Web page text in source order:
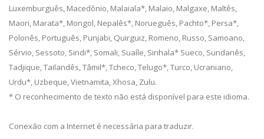
Luxemburguês, Macedônio, Malaiala*, Malaio, Malgaxe, Maltês,
Maori, Marata*, Mongol, Nepalês*, Norueguês, Pachto*, Persa*,
Polonês, Português, Punjabi, Quirguiz, Romeno, Russo, Samoano,
Sérvio, Sessoto, Sindi*, Somali, Suaíle, Sinhala* Sueco, Sundanês,
Tadjique, Tailandês, Tâmil*, Tcheco, Telugo*, Turco, Ucraniano,
Urdu*, Uzbeque, Vietnamita, Xhosa, Zulu.
* O reconhecimento de texto não está disponível para este idioma.
Conexão com a Internet é necessária para traduzir.